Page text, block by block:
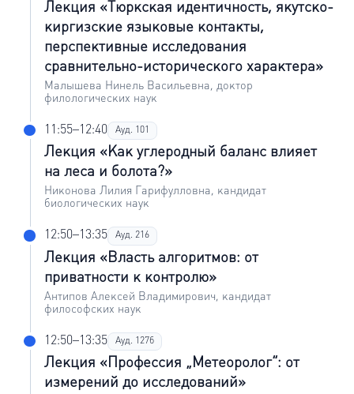
Лекция «Тюркская идентичность, якутско-
киргизские языковые контакты,
перспективные исследования
сравнительно-исторического характера»
Малышева Нинель Васильевна, доктор
филологических наук
11:55–12:40 Ауд. 101
Лекция «Как углеродный баланс влияет
на леса и болота?»
Никонова Лилия Гарифулловна, кандидат
биологических наук
12:50–13:35 Ауд. 216
Лекция «Власть алгоритмов: от
приватности к контролю»
Антипов Алексей Владимирович, кандидат
философских наук
12:50–13:35 Ауд. 127б
Лекция «Профессия „Метеоролог“: от
измерений до исследований»